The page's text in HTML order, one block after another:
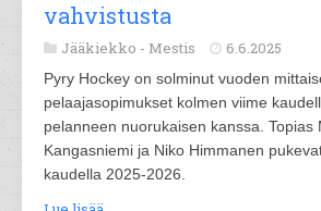
vahvistusta
Jääkiekko - Mestis 6.6.2025
Pyry Hockey on solminut vuoden
pelaajasopimukset kolmen viime
pelanneen nuorukaisen kanssa. Topias
Kangasniemi ja Niko Himmanen
kaudella 2025-2026.